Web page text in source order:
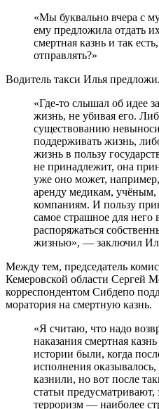
«Мы буквально вчера с
ему предложила отдать
смертная казнь и так
отправлять?»
Водитель такси Илья
«Где-то слышал об идее
жизнь, не убивая его.
существованию
поддерживать жизнь,
жизнь в пользу
не принадлежит, она
уже оно может, например,
аренду медикам,
компаниям. И пользу
самое страшное для
распоряжаться
жизнью», — заключил
Между тем, председатель
Кемеровской области Сергей
корреспондентом Сибдепо
моратория на смертную казнь.
«Я считаю, что надо
наказания смертная
истории были, когда
исполнения оказывалось,
казнили, но вот после
статьи
терроризм — наиболее